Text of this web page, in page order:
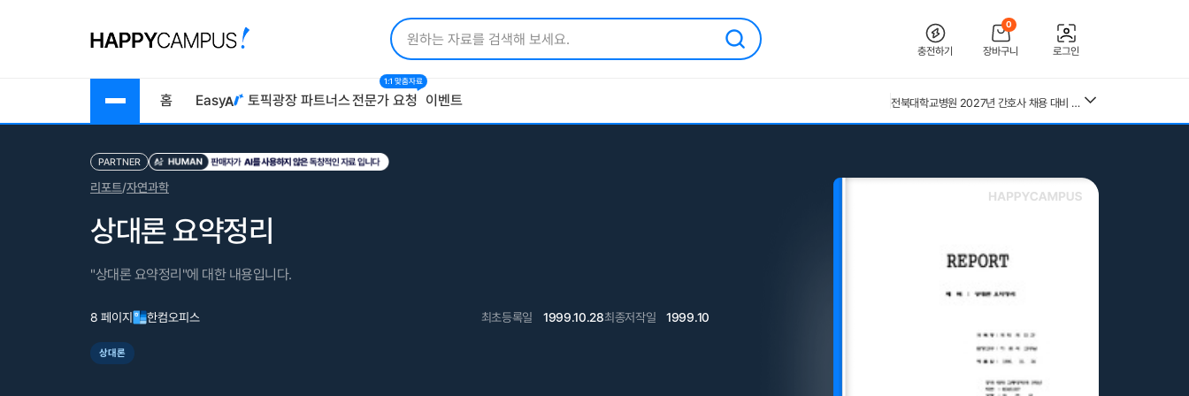
충전하기
0
장바구니 로그인
홈 Easy 토픽광장 파트너스전문가 요청
1:1 맞춤자료
이벤트
전북대학교병원 2027년 간호사 채용 대비 필기+면접 복원(합격인증 O)
독학사 3단계 가정학 식생활과건강 기출모의고사 200제(객관식 150, 주관식 50문제)
근로복지공단 울산병원 간호사 상세한 면접후기 및 기출질문답변 병원정보 직무상식 80선
PARTNER
리포트/자연과학
상대론 요약정리
"상대론 요약정리"에 대한 내용입니다.
8 페이지 한컴오피스 최초등록일 1999.10.28최종저작일 1999.10
상대론